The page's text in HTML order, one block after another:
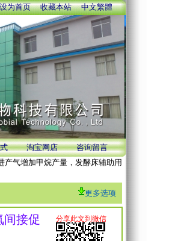
为首页 收藏本站 中文繁體
淘宝网店 咨询留言
气增加甲烷产量，发酵床辅助用
更多选项
间接促